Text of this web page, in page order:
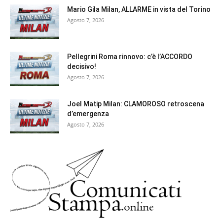
Mario Gila Milan, ALLARME in vista del Torino
Agosto 7, 2026
Pellegrini Roma rinnovo: c’è l’ACCORDO
decisivo!
Agosto 7, 2026
Joel Matip Milan: CLAMOROSO retroscena
d’emergenza
Agosto 7, 2026